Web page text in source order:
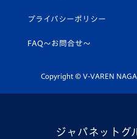
平和祈念活動
ホームタウン活動
スクール
公式LINE＠
プライバシーポリシー
FAQ〜お問合せ〜
Copyright © V-VAREN
ジャパネットグ